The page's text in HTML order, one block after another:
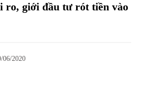
mặt hàng Việt Nam nhập khẩu nhiều nhất tháng
mặt hàng Việt Nam xuất khẩu nhiều nhất tháng
ro, giới đầu tư rót tiền vào
2020